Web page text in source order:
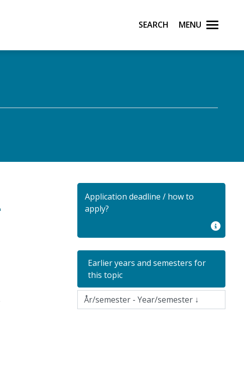
Search Menu
Application deadline / how to
apply?
Earlier years and semesters for
this topic